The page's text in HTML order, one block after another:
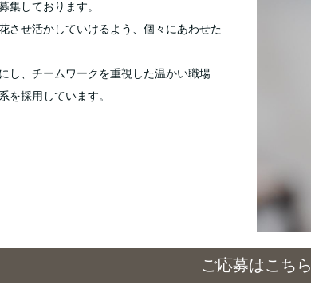
集しております。
させ活かしていけるよう、個々にあわせた
し、チームワークを重視した温かい職場
を採用しています。
ご応募はこちら